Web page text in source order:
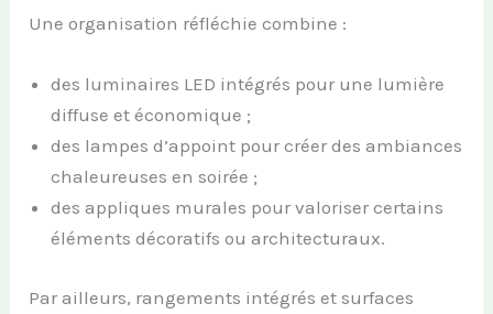
Une organisation réfléchie combine :
des luminaires LED intégrés pour une lumière
diffuse et économique ;
des lampes d’appoint pour créer des ambiances
chaleureuses en soirée ;
des appliques murales pour valoriser certains
éléments décoratifs ou architecturaux.
Par ailleurs, rangements intégrés et surfaces